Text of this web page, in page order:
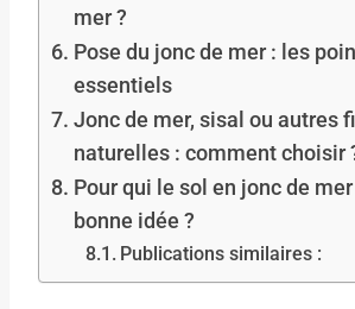
mer ?
Pose du jonc de mer : les
essentiels
Jonc de mer, sisal ou autres
naturelles : comment choisir
Pour qui le sol en jonc de
bonne idée ?
Publications similaires :